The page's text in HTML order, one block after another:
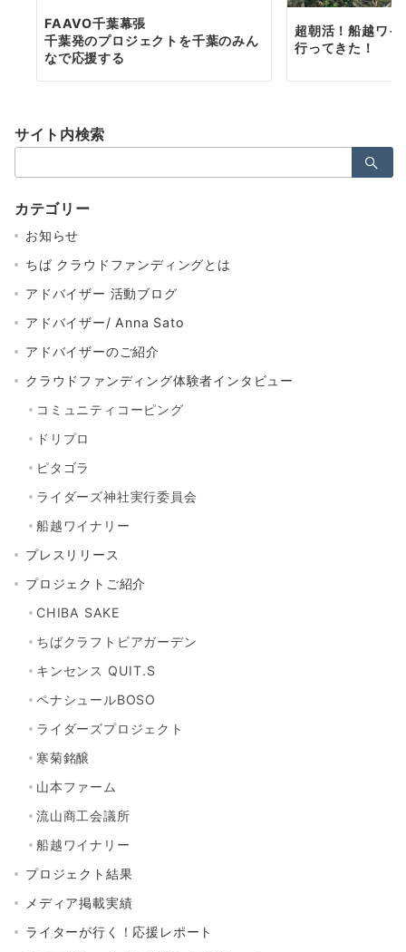
FAAVO千葉幕張
千葉発のプロジェクトを千葉のみん
なで応援する
超朝活！船越ワ
行ってきた！
サイト内検索
索：
カテゴリー
お知らせ
ちば クラウドファンディングとは
アドバイザー 活動ブログ
アドバイザー/ Anna Sato
アドバイザーのご紹介
クラウドファンディング体験者インタビュー
コミュニティコーピング
ドリプロ
ピタゴラ
ライダーズ神社実行委員会
船越ワイナリー
プレスリリース
プロジェクトご紹介
CHIBA SAKE
ちばクラフトビアガーデン
キンセンス QUIT.S
ペナシュールBOSO
ライダーズプロジェクト
寒菊銘醸
山本ファーム
流山商工会議所
船越ワイナリー
プロジェクト結果
メディア掲載実績
ライターが行く！応援レポート